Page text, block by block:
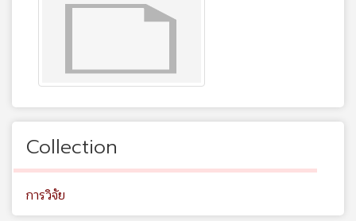
Collection
การวิจัย